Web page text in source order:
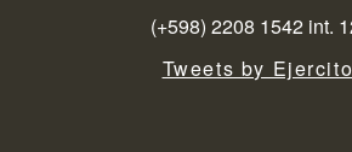
(+598) 2208 1542 int.
Tweets by